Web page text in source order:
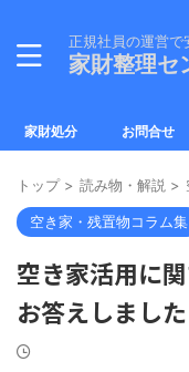
正規社員の運営で
家財整理セ
家財処分 お問合せ
トップ > 読み物・解説 >
空き家・残置物コラム集
空き家活用に
お答えしました